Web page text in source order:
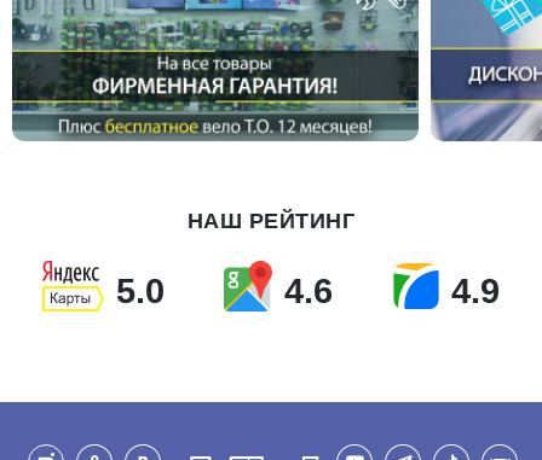
НАШ РЕЙТИНГ
5.0 4.6 4.9